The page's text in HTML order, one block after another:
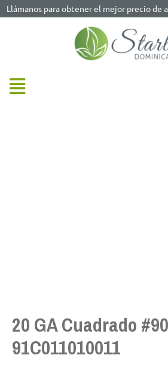
Llámanos para obtener el mejor precio de
20 GA Cuadrado
91C011010011